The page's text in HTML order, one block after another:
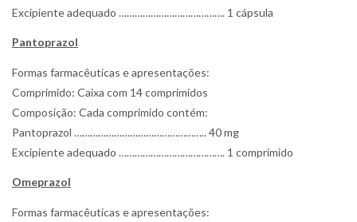
Excipiente adequado …………………………………. 1 cápsula
Pantoprazol
Formas farmacêuticas e apresentações:
Comprimido: Caixa com 14 comprimidos
Composição: Cada comprimido contém:
Pantoprazol ………………………………………….. 40 mg
Excipiente adequado …………………………………. 1 comprimido
Omeprazol
Formas farmacêuticas e apresentações: